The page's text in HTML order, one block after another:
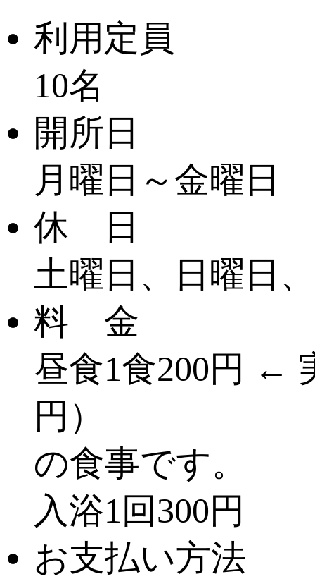
利用定員
10名
開所日
月曜日～金曜日
休 日
土曜日、日曜日
料 金
昼食1食200円 ←
円）
の食事です。
入浴1回300円
お支払い方法